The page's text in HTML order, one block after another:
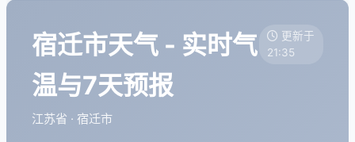
宿迁市天气 - 实时气
温与7天预报
江苏省 · 宿迁市
更新于
21:35